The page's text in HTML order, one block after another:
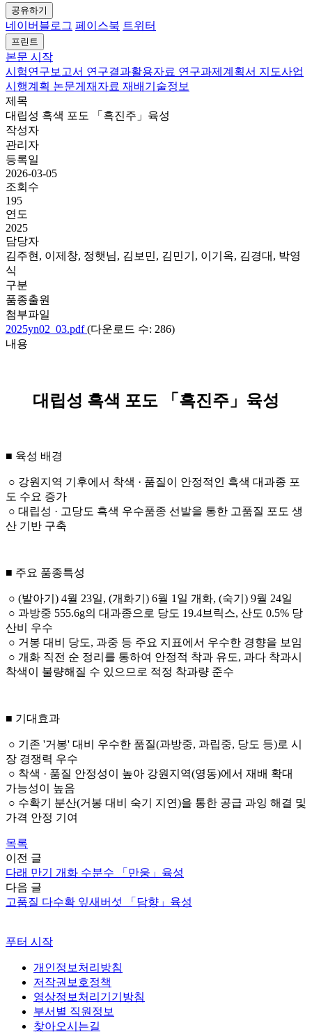
공유하기
네이버블로그 페이스북 트위터
프린트
본문 시작
시험연구보고서 연구결과활용자료 연구과제계획서 지도사업
시행계획 논문게재자료 재배기술정보
제목
대립성 흑색 포도 「흑진주」육성
작성자
관리자
등록일
2026-03-05
조회수
195
연도
2025
담당자
김주현, 이제창, 정햇님, 김보민, 김민기, 이기옥, 김경대, 박영
식
구분
품종출원
첨부파일
2025yn02_03.pdf(다운로드 수: 286)
내용
대립성 흑색 포도 「흑진주」육성
■ 육성 배경
○ 강원지역 기후에서 착색 · 품질이 안정적인 흑색 대과종 포
도 수요 증가
○ 대립성 · 고당도 흑색 우수품종 선발을 통한 고품질 포도 생
산 기반 구축
■ 주요 품종특성
○ (발아기) 4월 23일, (개화기) 6월 1일 개화, (숙기) 9월 24일
○ 과방중 555.6g의 대과종으로 당도 19.4브릭스, 산도 0.5% 당
산비 우수
○ 거봉 대비 당도, 과중 등 주요 지표에서 우수한 경향을 보임
○ 개화 직전 순 정리를 통하여 안정적 착과 유도, 과다 착과시
착색이 불량해질 수 있으므로 적정 착과량 준수
■ 기대효과
○ 기존 '거봉' 대비 우수한 품질(과방중, 과립중, 당도 등)로 시
장 경쟁력 우수
○ 착색 · 품질 안정성이 높아 강원지역(영동)에서 재배 확대
가능성이 높음
○ 수확기 분산(거봉 대비 숙기 지연)을 통한 공급 과잉 해결 및
가격 안정 기여
목록
이전 글
다래 만기 개화 수분수 「만웅」육성
다음 글
고품질 다수확 잎새버섯 「담향」육성
푸터 시작
개인정보처리방침
저작권보호정책
영상정보처리기기방침
부서별 직원정보
찾아오시는길